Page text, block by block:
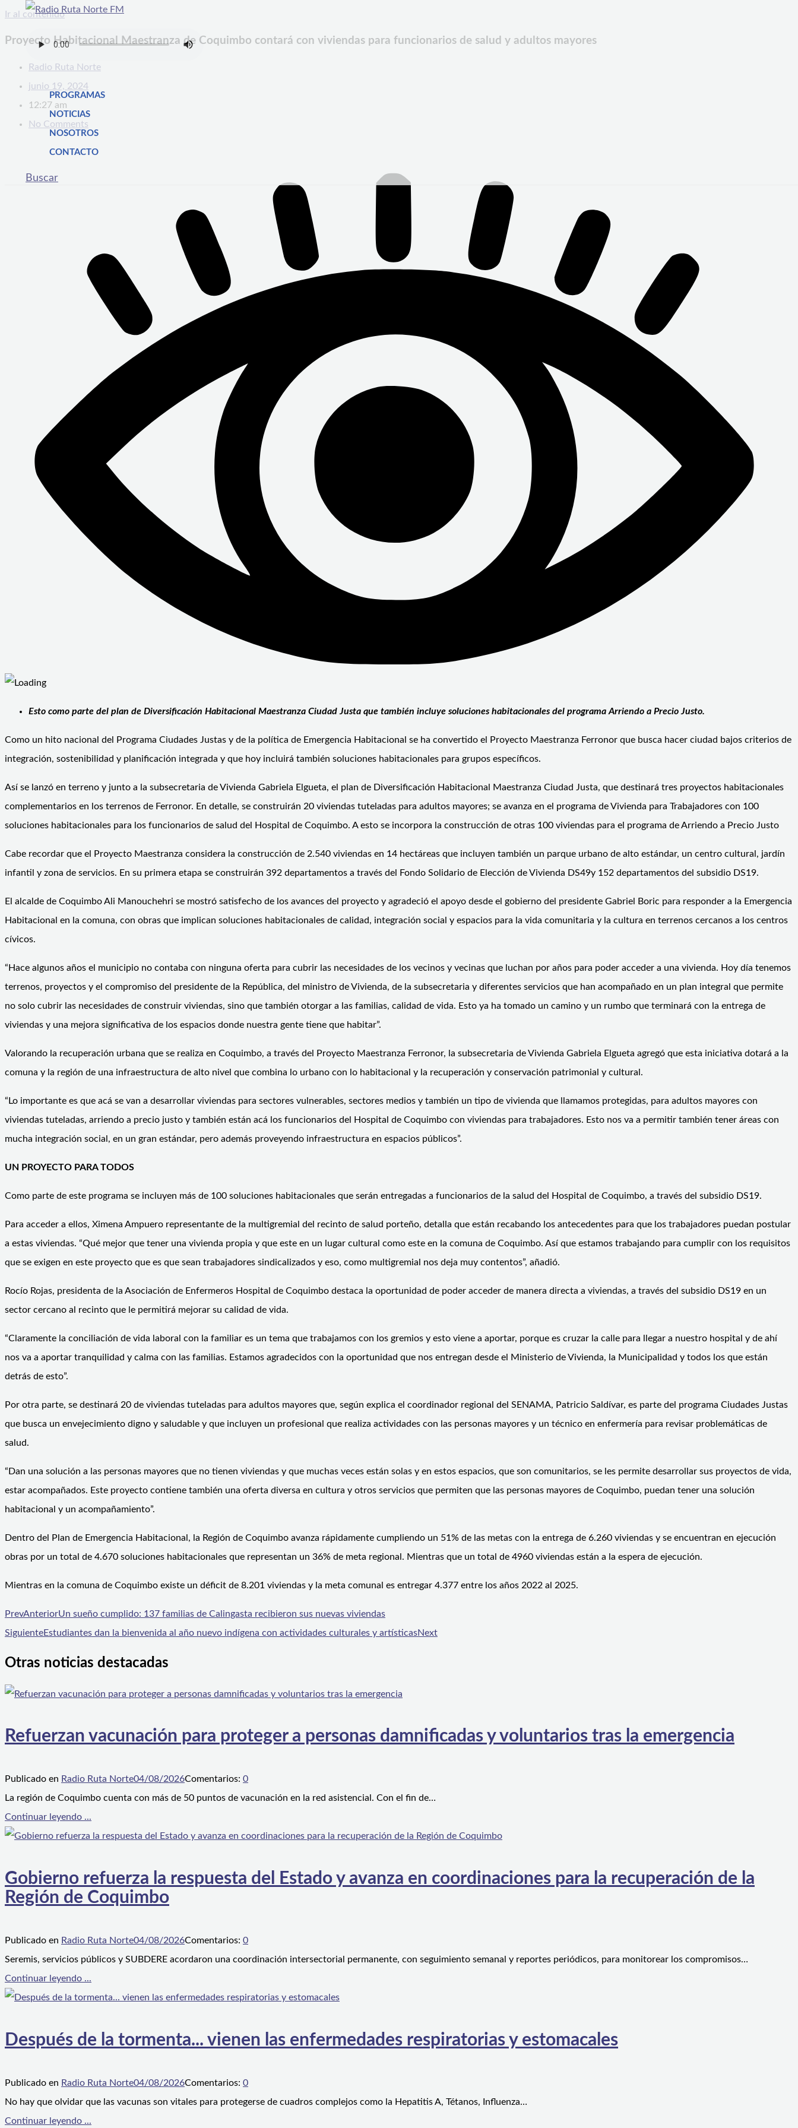
Ir al contenido
PROGRAMAS
NOTICIAS
NOSOTROS
CONTACTO
Buscar
Proyecto Habitacional Maestranza de Coquimbo contará con viviendas para funcionarios de salud y adultos mayores
Radio Ruta Norte
junio 19, 2024
12:27 am
No Comments
Esto como parte del plan de Diversificación Habitacional Maestranza Ciudad Justa que también incluye soluciones habitacionales del programa Arriendo a Precio Justo.
Como un hito nacional del Programa Ciudades Justas y de la política de Emergencia Habitacional se ha convertido el Proyecto Maestranza Ferronor que busca hacer ciudad bajos criterios de
integración, sostenibilidad y planificación integrada y que hoy incluirá también soluciones habitacionales para grupos específicos.
Así se lanzó en terreno y junto a la subsecretaria de Vivienda Gabriela Elgueta, el plan de Diversificación Habitacional Maestranza Ciudad Justa, que destinará tres proyectos habitacionales
complementarios en los terrenos de Ferronor. En detalle, se construirán 20 viviendas tuteladas para adultos mayores; se avanza en el programa de Vivienda para Trabajadores con 100
soluciones habitacionales para los funcionarios de salud del Hospital de Coquimbo. A esto se incorpora la construcción de otras 100 viviendas para el programa de Arriendo a Precio Justo
Cabe recordar que el Proyecto Maestranza considera la construcción de 2.540 viviendas en 14 hectáreas que incluyen también un parque urbano de alto estándar, un centro cultural, jardín
infantil y zona de servicios. En su primera etapa se construirán 392 departamentos a través del Fondo Solidario de Elección de Vivienda DS49y 152 departamentos del subsidio DS19.
El alcalde de Coquimbo Ali Manouchehri se mostró satisfecho de los avances del proyecto y agradeció el apoyo desde el gobierno del presidente Gabriel Boric para responder a la Emergencia
Habitacional en la comuna, con obras que implican soluciones habitacionales de calidad, integración social y espacios para la vida comunitaria y la cultura en terrenos cercanos a los centros
cívicos.
“Hace algunos años el municipio no contaba con ninguna oferta para cubrir las necesidades de los vecinos y vecinas que luchan por años para poder acceder a una vivienda. Hoy día tenemos
terrenos, proyectos y el compromiso del presidente de la República, del ministro de Vivienda, de la subsecretaria y diferentes servicios que han acompañado en un plan integral que permite
no solo cubrir las necesidades de construir viviendas, sino que también otorgar a las familias, calidad de vida. Esto ya ha tomado un camino y un rumbo que terminará con la entrega de
viviendas y una mejora significativa de los espacios donde nuestra gente tiene que habitar”.
Valorando la recuperación urbana que se realiza en Coquimbo, a través del Proyecto Maestranza Ferronor, la subsecretaria de Vivienda Gabriela Elgueta agregó que esta iniciativa dotará a la
comuna y la región de una infraestructura de alto nivel que combina lo urbano con lo habitacional y la recuperación y conservación patrimonial y cultural.
“Lo importante es que acá se van a desarrollar viviendas para sectores vulnerables, sectores medios y también un tipo de vivienda que llamamos protegidas, para adultos mayores con
viviendas tuteladas, arriendo a precio justo y también están acá los funcionarios del Hospital de Coquimbo con viviendas para trabajadores. Esto nos va a permitir también tener áreas con
mucha integración social, en un gran estándar, pero además proveyendo infraestructura en espacios públicos”.
UN PROYECTO PARA TODOS
Como parte de este programa se incluyen más de 100 soluciones habitacionales que serán entregadas a funcionarios de la salud del Hospital de Coquimbo, a través del subsidio DS19.
Para acceder a ellos, Ximena Ampuero representante de la multigremial del recinto de salud porteño, detalla que están recabando los antecedentes para que los trabajadores puedan postular
a estas viviendas. “Qué mejor que tener una vivienda propia y que este en un lugar cultural como este en la comuna de Coquimbo. Así que estamos trabajando para cumplir con los requisitos
que se exigen en este proyecto que es que sean trabajadores sindicalizados y eso, como multigremial nos deja muy contentos”, añadió.
Rocío Rojas, presidenta de la Asociación de Enfermeros Hospital de Coquimbo destaca la oportunidad de poder acceder de manera directa a viviendas, a través del subsidio DS19 en un
sector cercano al recinto que le permitirá mejorar su calidad de vida.
“Claramente la conciliación de vida laboral con la familiar es un tema que trabajamos con los gremios y esto viene a aportar, porque es cruzar la calle para llegar a nuestro hospital y de ahí
nos va a aportar tranquilidad y calma con las familias. Estamos agradecidos con la oportunidad que nos entregan desde el Ministerio de Vivienda, la Municipalidad y todos los que están
detrás de esto”.
Por otra parte, se destinará 20 de viviendas tuteladas para adultos mayores que, según explica el coordinador regional del SENAMA, Patricio Saldívar, es parte del programa Ciudades Justas
que busca un envejecimiento digno y saludable y que incluyen un profesional que realiza actividades con las personas mayores y un técnico en enfermería para revisar problemáticas de
salud.
“Dan una solución a las personas mayores que no tienen viviendas y que muchas veces están solas y en estos espacios, que son comunitarios, se les permite desarrollar sus proyectos de vida,
estar acompañados. Este proyecto contiene también una oferta diversa en cultura y otros servicios que permiten que las personas mayores de Coquimbo, puedan tener una solución
habitacional y un acompañamiento”.
Dentro del Plan de Emergencia Habitacional, la Región de Coquimbo avanza rápidamente cumpliendo un 51% de las metas con la entrega de 6.260 viviendas y se encuentran en ejecución
obras por un total de 4.670 soluciones habitacionales que representan un 36% de meta regional. Mientras que un total de 4960 viviendas están a la espera de ejecución.
Mientras en la comuna de Coquimbo existe un déficit de 8.201 viviendas y la meta comunal es entregar 4.377 entre los años 2022 al 2025.
PrevAnteriorUn sueño cumplido: 137 familias de Calingasta recibieron sus nuevas viviendas
SiguienteEstudiantes dan la bienvenida al año nuevo indígena con actividades culturales y artísticasNext
Otras noticias destacadas
Refuerzan vacunación para proteger a personas damnificadas y voluntarios tras la emergencia
Publicado en Radio Ruta Norte04/08/2026Comentarios: 0
La región de Coquimbo cuenta con más de 50 puntos de vacunación en la red asistencial. Con el fin de…
Continuar leyendo ...
Gobierno refuerza la respuesta del Estado y avanza en coordinaciones para la recuperación de la
Región de Coquimbo
Publicado en Radio Ruta Norte04/08/2026Comentarios: 0
Seremis, servicios públicos y SUBDERE acordaron una coordinación intersectorial permanente, con seguimiento semanal y reportes periódicos, para monitorear los compromisos…
Continuar leyendo ...
Después de la tormenta... vienen las enfermedades respiratorias y estomacales
Publicado en Radio Ruta Norte04/08/2026Comentarios: 0
No hay que olvidar que las vacunas son vitales para protegerse de cuadros complejos como la Hepatitis A, Tétanos, Influenza…
Continuar leyendo ...